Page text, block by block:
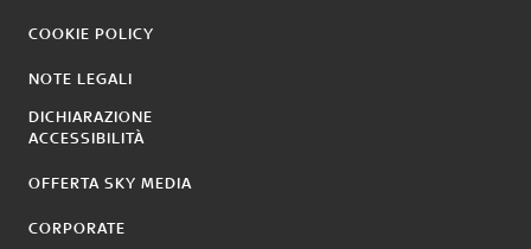
COOKIE POLICY
NOTE LEGALI
DICHIARAZIONE
ACCESSIBILITÀ
OFFERTA SKY MEDIA
CORPORATE